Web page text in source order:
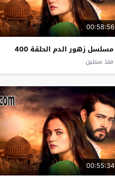
00:58:56
مسلسل زهور الدم الحلقة 400
منذ سنتين
00:55:34